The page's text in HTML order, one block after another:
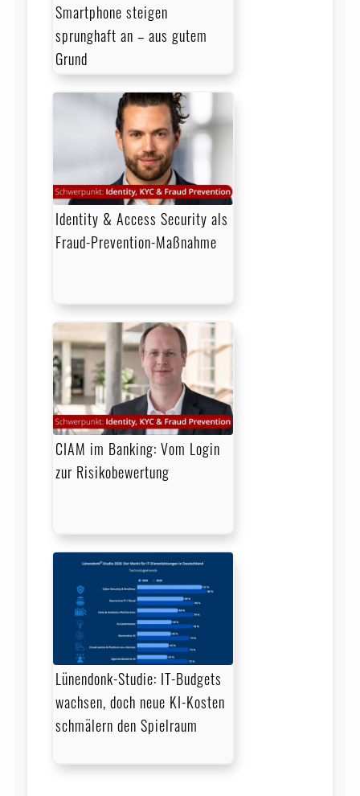
Smartphone steigen
sprunghaft an – aus gutem
Grund
Identity & Access Security als
Fraud-Prevention-Maßnahme
CIAM im Banking: Vom Login
zur Risikobewertung
Lünendonk-Studie: IT-Budgets
wachsen, doch neue KI-Kosten
schmälern den Spielraum